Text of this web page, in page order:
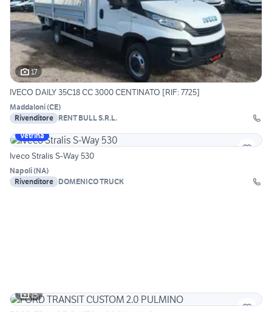
17
IVECO DAILY 35C18 CC 3000 CENTINATO [RIF: 7725]
Maddaloni(CE)
Rivenditore RENT BULL S.R.L.
Vetrina
Iveco Stralis S-Way 530
Napoli(NA)
Rivenditore DOMENICO TRUCK
15